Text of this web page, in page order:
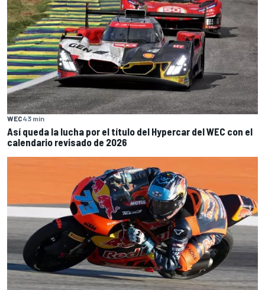
WEC43 min
Así queda la lucha por el título del Hypercar del WEC con el
calendario revisado de 2026